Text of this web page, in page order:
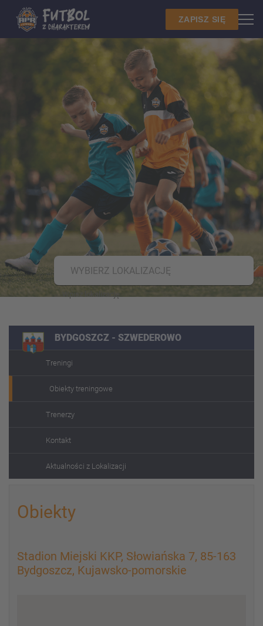
ZAPISZ SIĘ
WYBIERZ LOKALIZACJĘ
BYDGOSZCZ - SZWEDEROWO
Treningi
Obiekty treningowe
Trenerzy
Kontakt
Aktualności z Lokalizacji
Obiekty
Stadion Miejski KKP, Słowiańska 7, 85-163
Bydgoszcz, Kujawsko-pomorskie